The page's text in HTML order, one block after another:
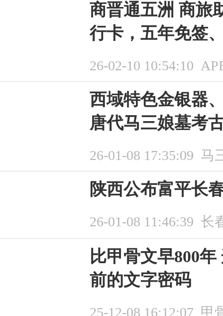
商晋通五洲 商
行卡，五年免签
26-02-10 10:54:10
西域特色金银器
唐代马三娘墓考
26-01-08 17:35:09 马
陕西公布富平长
26-01-08 11:46:39 长
比甲骨文早800
前的文字密码
25-12-08 16:12:07 甲